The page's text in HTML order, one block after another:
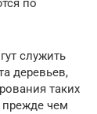
по
служить
деревьев,
таких
прежде чем